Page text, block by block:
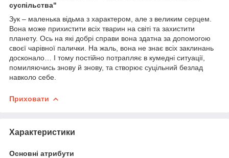
суспільства"
Зук – маленька відьма з характером, але з великим серцем.
Вона може прихистити всіх тварин на світі та захистити
планету. Ось на які добрі справи вона здатна за допомогою
своєї чарівної палички. На жаль, вона не знає всіх заклинань
досконало… І тому постійно потрапляє в кумедні ситуації,
помиляючись знову й знову, та створює суцільний безлад
навколо себе.
Приховати
Характеристики
Основні атрибути